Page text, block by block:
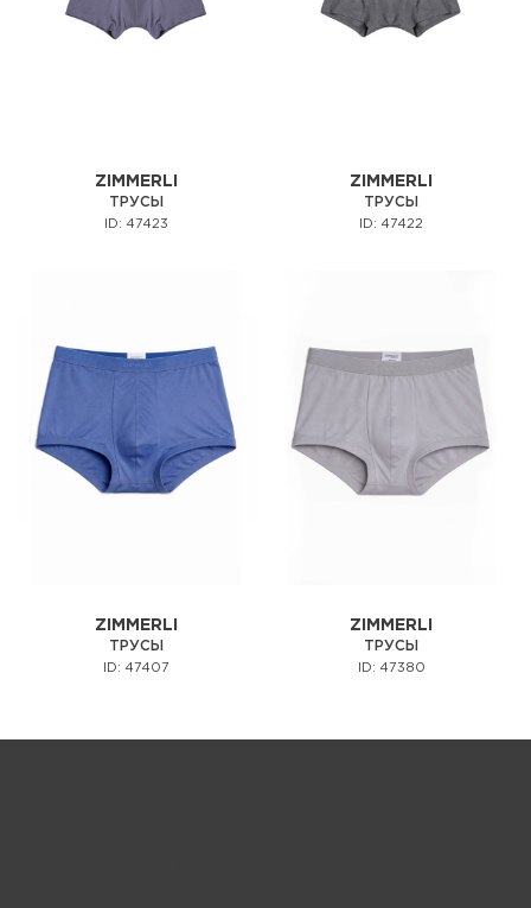
ZIMMERLI
ТРУСЫ
ID: 47423
ZIMMERLI
ТРУСЫ
ID: 47422
ZIMMERLI
ТРУСЫ
ID: 47407
ZIMMERLI
ТРУСЫ
ID: 47380